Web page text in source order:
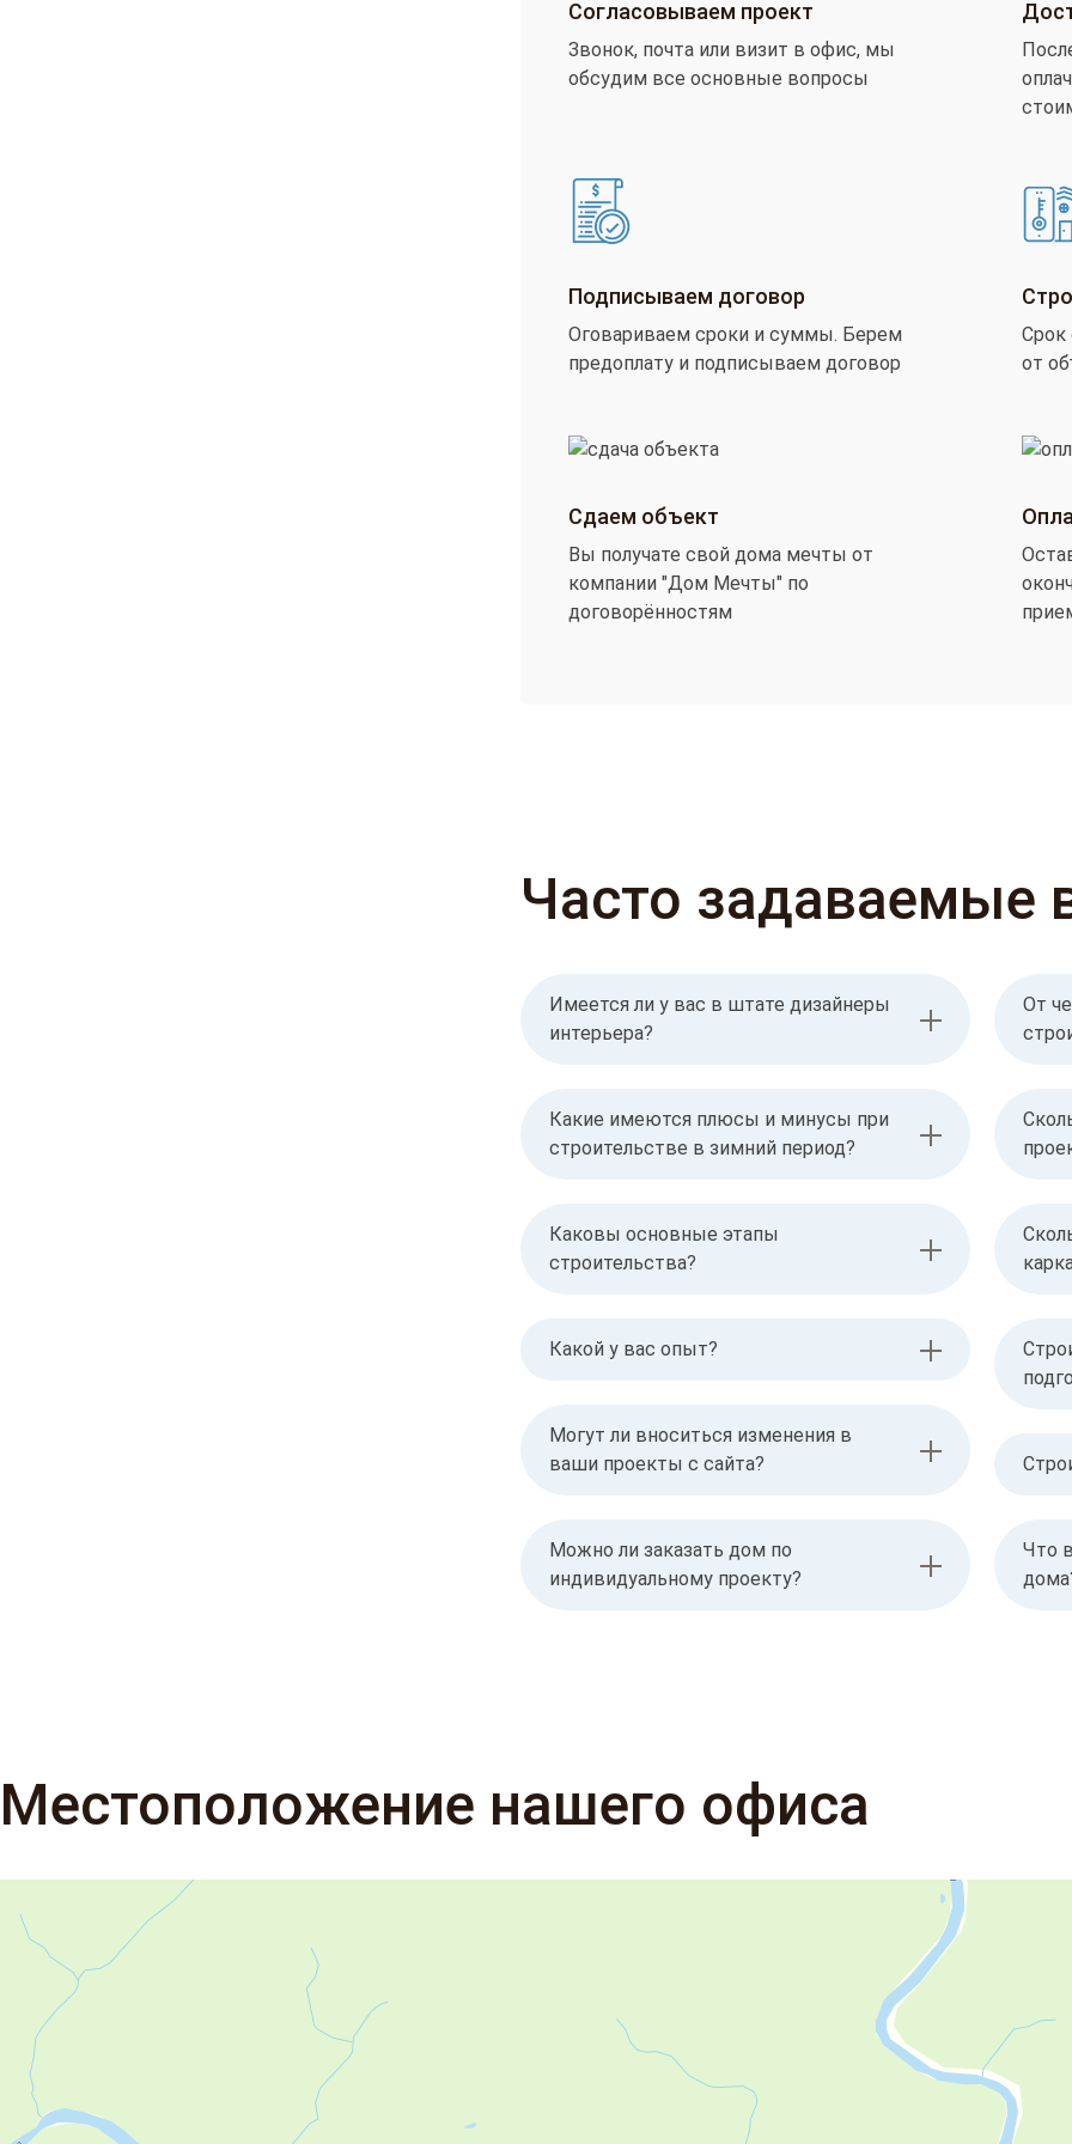
Согласовываем проект
Звонок, почта или визит в офис, мы
обсудим все основные вопросы
Подписываем договор
Оговариваем сроки и суммы. Берем
предоплату и подписываем договор
Срок
от
Сдаем объект
Вы получате свой дома мечты от
компании "Дом Мечты" по
договорённостям
Часто задаваемые
Имеется ли у вас в штате дизайнеры
интерьера?
Какие имеются плюсы и минусы при
строительстве в зимний период?
Каковы основные этапы
строительства?
Какой у вас опыт?
Могут ли вноситься изменения в
ваши проекты с сайта?
Можно ли заказать дом по
индивидуальному проекту?
От
Что
Местоположение нашего офиса